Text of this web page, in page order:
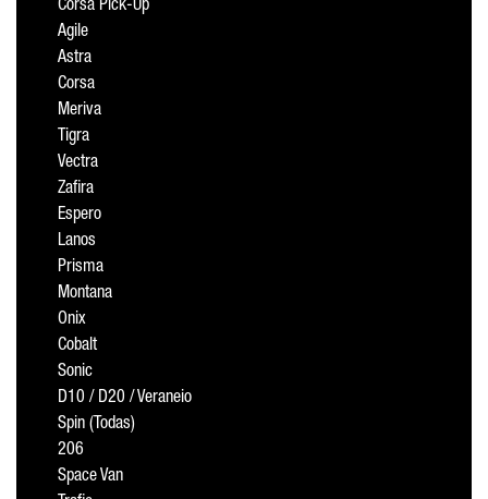
Corsa Pick-Up
Agile
Astra
Corsa
Meriva
Tigra
Vectra
Zafira
Espero
Lanos
Prisma
Montana
Onix
Cobalt
Sonic
D10 / D20 / Veraneio
Spin (Todas)
206
Space Van